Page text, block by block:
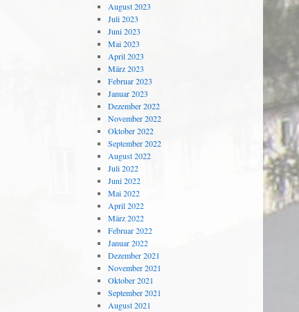
August 2023
Juli 2023
Juni 2023
Mai 2023
April 2023
März 2023
Februar 2023
Januar 2023
Dezember 2022
November 2022
Oktober 2022
September 2022
August 2022
Juli 2022
Juni 2022
Mai 2022
April 2022
März 2022
Februar 2022
Januar 2022
Dezember 2021
November 2021
Oktober 2021
September 2021
August 2021